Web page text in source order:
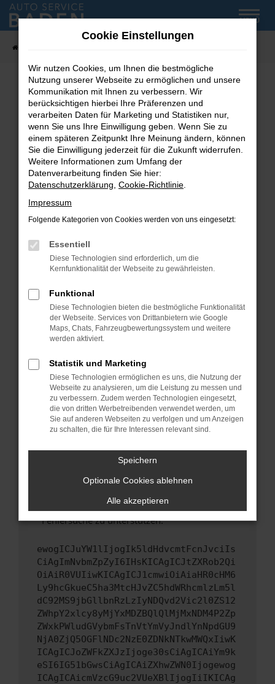
Zum
Hauptinhalt
MENÜ
Fehler: Network Error
Beim Laden ist ein Fehler aufgetreten.
Hier sind ein paar Tipps, die dir helfen können:
Überprüfe deine Firewall und deine
Internetverbindung.
Laden andere Webseiten, zum Beispiel deine
Suchmaschine?
Prüfe deine Browsererweiterungen.
können das Laden bestimmter Seiten
verhindern. Funktioniert die Seite in einem
Fenster?
Starte dein Gerät neu.
Das kann manchmal helfen, vorübergehende
Probleme zu beheben.
Betriebssystem auf dem neuesten Stand
sind.
Veraltete Software birgt nicht nur ein
Sicherheitsrisiko, sondern kann auch dazu
führen, dass bestimmte Funktionen nicht mehr
unterstützt werden.
Wende dich an den Webseitenbetreiber.
Wenn du alle oben genannten Schritte versucht
hast, kontaktiere uns bitte. Wir werden
uns diesen Text schicken, um uns bei der
Fehlersuche zu unterstützen:
ewogICJuYW1lIjogIk5ldHdvcmtFcnJvciIs
CiAgImNvbmZpZyI6IHsKICAgICJtZXRob2Qi
OiAiR0VUIiwKICAgICJ1cmwiOiAiaHR0cHM6
Ly9hcGkueC5ha3MtcHJvZC5hdWRhcmlzLm5l
dC92MS9jbGllbnRzLzIyNDQvd2Vic2l0ZS12
ZWhpY2xlcy8yMjYxMDZBQlQlMjMxNDM4P2Zp
ZWxkPWludGVybmFsTnVtYmVyJndlYnNpdGU9
NjA0ZjQ5OGFlNDc2NzE0ZDNkNTkwMWQxIiwK
ICAgICJoZWFkZXJzIjoge30sCiAgICAiYm9k
eSI6IG51bGwsCiAgICAiZXhwZWN0Ijogewog
ICAgICAicmVzcG9uc2VUeXBlIjogIiIKICAg
Cookie Einstellungen
Wir nutzen Cookies, um Ihnen die bestmögliche
Nutzung unserer Webseite zu ermöglichen und unsere
Kommunikation mit Ihnen zu verbessern. Wir
berücksichtigen hierbei Ihre Präferenzen und
verarbeiten Daten für Marketing und Statistiken nur,
wenn Sie uns Ihre Einwilligung geben. Wenn Sie zu
einem späteren Zeitpunkt Ihre Meinung ändern, können
Sie die Einwilligung jederzeit für die Zukunft widerrufen.
Weitere Informationen zum Umfang der
Datenverarbeitung finden Sie hier:
Datenschutzerklärung Cookie-Richtlinie
Impressum
Folgende Kategorien von Cookies werden von uns eingesetzt:
Essentiell
Diese Technologien sind erforderlich, um die
Kernfunktionalität der Webseite zu gewährleisten.
Funktional
Diese Technologien bieten die bestmögliche Funktionalität
der Webseite. Services von Drittanbietern wie Google
Maps, Chats, Fahrzeugbewertungssystem und weitere
werden aktiviert.
Statistik und Marketing
Diese Technologien ermöglichen es uns, die Nutzung der
Webseite zu analysieren, um die Leistung zu messen und
zu verbessern. Zudem werden Technologien eingesetzt,
die von dritten Werbetreibenden verwendet werden, um
Sie auf anderen Webseiten zu verfolgen und um Anzeigen
zu schalten, die für Ihre Interessen relevant sind.
Speichern
Optionale Cookies ablehnen
Alle akzeptieren